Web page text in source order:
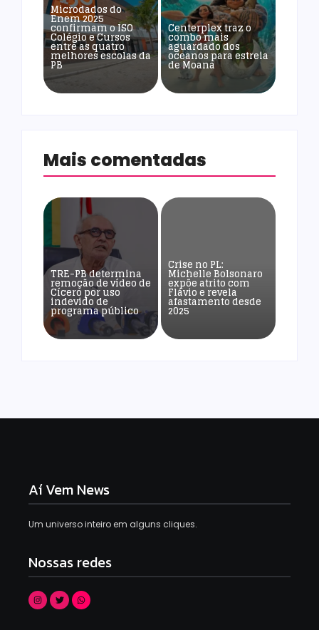
Microdados do
Enem 2025
confirmam o ISO
Colégio e Cursos
entre as quatro
melhores escolas da
PB
Centerplex traz o
combo mais
aguardado dos
oceanos para estreia
de Moana
Mais comentadas
TRE-PB determina
remoção de vídeo de
Cícero por uso
indevido de
programa público
Crise no PL:
Michelle Bolsonaro
expõe atrito com
Flávio e revela
afastamento desde
2025
Aí Vem News
Um universo inteiro em alguns cliques.
Nossas redes